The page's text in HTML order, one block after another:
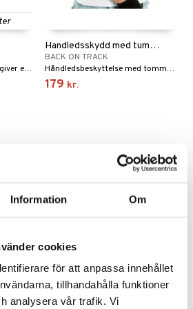
Information Om
cookies
för att anpassa innehållet
tillhandahålla funktioner
analysera vår trafik. Vi
Håndledsbeskyttelse som giver en god støtte ved anstrengelse og ved arbejde med monotone bevægelser som f.eks. computerarbejde.
Handledsskydd med tumme
BACK ON TRACK
Håndledsbeskyttelse med tommelfinger som dækker ned over håndleddet og kun efterlader fingrene.
179 kr.